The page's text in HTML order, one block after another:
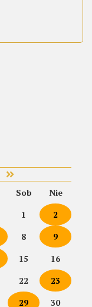
Sob
Nie
1
2
8
9
15
16
22
23
29 30